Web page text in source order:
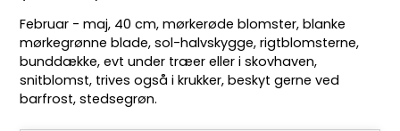
Februar - maj, 40 cm, mørkerøde blomster, blanke
mørkegrønne blade, sol-halvskygge, rigtblomsterne,
bunddække, evt under træer eller i skovhaven,
snitblomst, trives også i krukker, beskyt gerne ved
barfrost, stedsegrøn.